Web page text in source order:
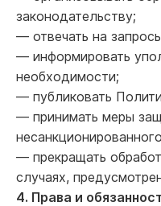
законодательству;
— отвечать на
— информировать
необходимости;
— публиковать
— принимать меры
— прекращать
случаях,
4. Права и